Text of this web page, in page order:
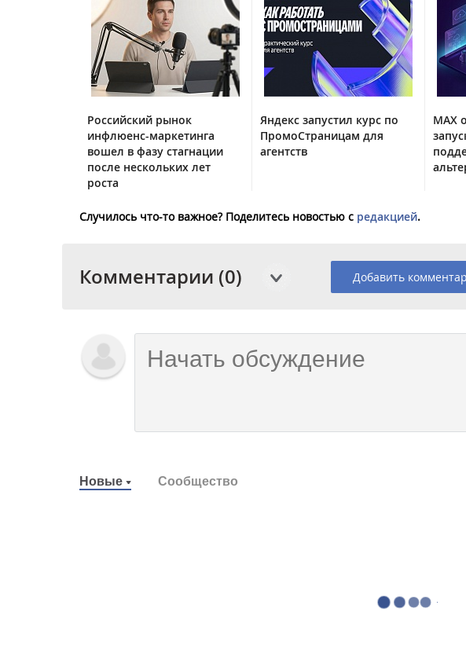
Российский рынок
инфлюенс-маркетинга
вошел в фазу стагнации
после нескольких лет
роста
Яндекс запустил курс по
ПромоСтраницам для
агентств
MAX
Случилось что-то важное? Поделитесь новостью с редакцией.
Комментарии (0) Добавить
Новые Сообщество